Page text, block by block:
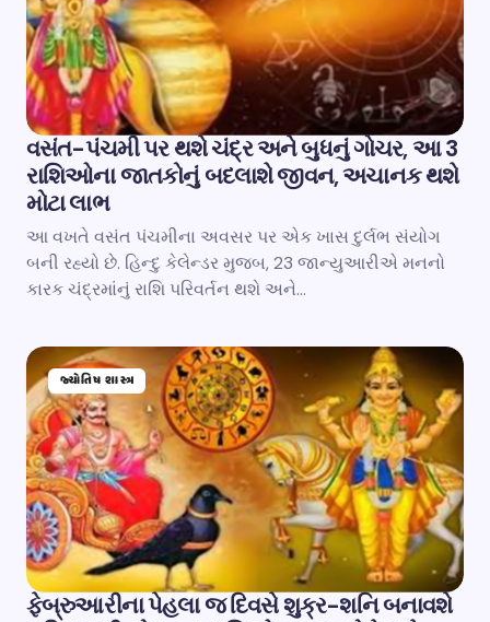
વસંત-પંચમી પર થશે ચંદ્ર અને બુધનું ગોચર, આ 3
રાશિઓના જાતકોનું બદલાશે જીવન, અચાનક થશે
મોટા લાભ
આ વખતે વસંત પંચમીના અવસર પર એક ખાસ દુર્લભ સંયોગ
બની રહ્યો છે. હિન્દુ કેલેન્ડર મુજબ, 23 જાન્યુઆરીએ મનનો
કારક ચંદ્રમાંનું રાશિ પરિવર્તન થશે અને…
જ્યોતિષ શાસ્ત્ર
ફેબ્રુઆરીના પેહલા જ દિવસે શુક્ર-શનિ બનાવશે